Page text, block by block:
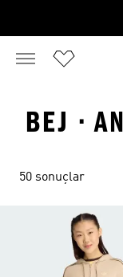
BEJ ·
50 sonuçlar